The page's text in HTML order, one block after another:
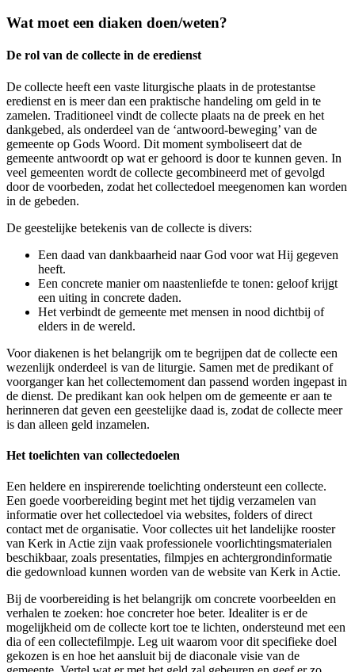
Wat moet een diaken doen/weten?
De rol van de collecte in de eredienst
De collecte heeft een vaste liturgische plaats in de protestantse
eredienst en is meer dan een praktische handeling om geld in te
zamelen. Traditioneel vindt de collecte plaats na de preek en het
dankgebed, als onderdeel van de ‘antwoord-beweging’ van de
gemeente op Gods Woord. Dit moment symboliseert dat de
gemeente antwoordt op wat er gehoord is door te kunnen geven. In
veel gemeenten wordt de collecte gecombineerd met of gevolgd
door de voorbeden, zodat het collectedoel meegenomen kan worden
in de gebeden.
De geestelijke betekenis van de collecte is divers:
Een daad van dankbaarheid naar God voor wat Hij gegeven
heeft.
Een concrete manier om naastenliefde te tonen: geloof krijgt
een uiting in concrete daden.
Het verbindt de gemeente met mensen in nood dichtbij of
elders in de wereld.
Voor diakenen is het belangrijk om te begrijpen dat de collecte een
wezenlijk onderdeel is van de liturgie. Samen met de predikant of
voorganger kan het collectemoment dan passend worden ingepast in
de dienst. De predikant kan ook helpen om de gemeente er aan te
herinneren dat geven een geestelijke daad is, zodat de collecte meer
is dan alleen geld inzamelen.
Het toelichten van collectedoelen
Een heldere en inspirerende toelichting ondersteunt een collecte.
Een goede voorbereiding begint met het tijdig verzamelen van
informatie over het collectedoel via websites, folders of direct
contact met de organisatie. Voor collectes uit het landelijke rooster
van Kerk in Actie zijn vaak professionele voorlichtingsmaterialen
beschikbaar, zoals presentaties, filmpjes en achtergrondinformatie
die gedownload kunnen worden van de website van Kerk in Actie.
Bij de voorbereiding is het belangrijk om concrete voorbeelden en
verhalen te zoeken: hoe concreter hoe beter. Idealiter is er de
mogelijkheid om de collecte kort toe te lichten, ondersteund met een
dia of een collectefilmpje. Leg uit waarom voor dit specifieke doel
gekozen is en hoe het aansluit bij de diaconale visie van de